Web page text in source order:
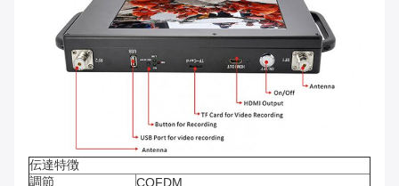
伝達特徴
調節
COFDM